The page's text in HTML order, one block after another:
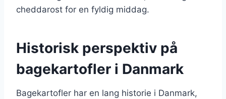
cheddarost for en fyldig middag.
Historisk perspektiv på
bagekartofler i Danmark
Bagekartofler har en lang historie i Danmark,